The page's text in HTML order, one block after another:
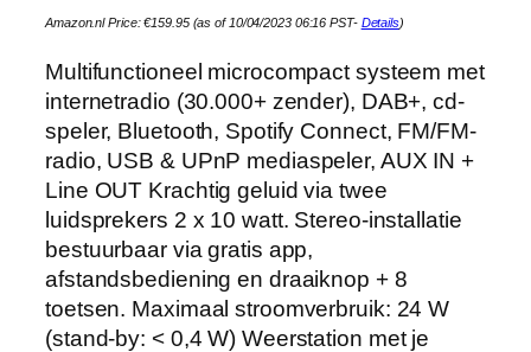
Amazon.nl Price:€159.95(as of 10/04/2023 06:16 PST- Details)
Multifunctioneel microcompact systeem met
internetradio (30.000+ zender), DAB+, cd-
speler, Bluetooth, Spotify Connect, FM/FM-
radio, USB & UPnP mediaspeler, AUX IN +
Line OUT Krachtig geluid via twee
luidsprekers 2 x 10 watt. Stereo-installatie
bestuurbaar via gratis app,
afstandsbediening en draaiknop + 8
toetsen. Maximaal stroomverbruik: 24 W
(stand-by: < 0,4 W) Weerstation met je